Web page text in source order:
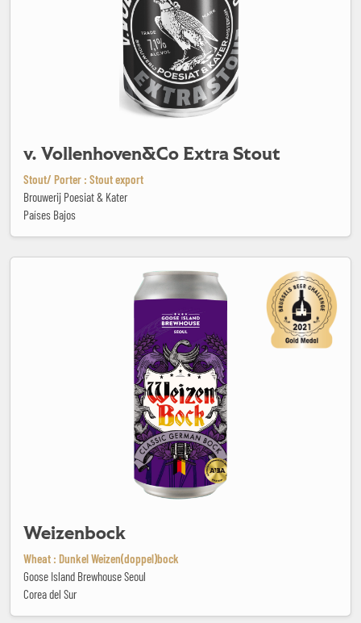
v. Vollenhoven&Co Extra Stout
Stout/ Porter : Stout export
Brouwerij Poesiat & Kater
Países Bajos
Weizenbock
Wheat : Dunkel Weizen(doppel)bock
Goose Island Brewhouse Seoul
Corea del Sur